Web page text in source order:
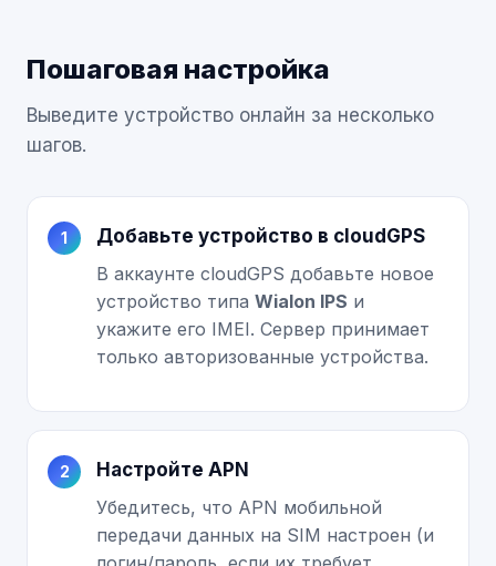
Пошаговая настройка
Выведите устройство онлайн за несколько
шагов.
Добавьте устройство в cloudGPS
В аккаунте cloudGPS добавьте новое
устройство типа Wialon IPS и
укажите его IMEI. Сервер принимает
только авторизованные устройства.
Настройте APN
Убедитесь, что APN мобильной
передачи данных на SIM настроен (и